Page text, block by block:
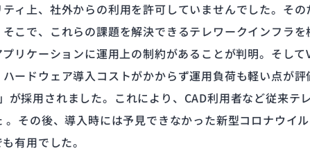
ィ上、社外からの利用を許可していませんでした。そ
こで、これらの課題を解決できるテレワークインフラ
リケーションに運用上の制約があることが判明。そし
ードウェア導入コストがかからず運用負荷も軽い点が
採用されました。これにより、CAD利用者など従来テ
その後、導入時には予見できなかった新型コロナウイ
有用でした。